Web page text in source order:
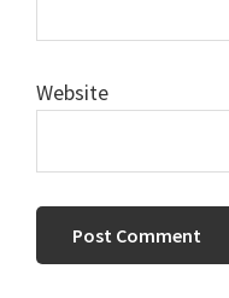
Website